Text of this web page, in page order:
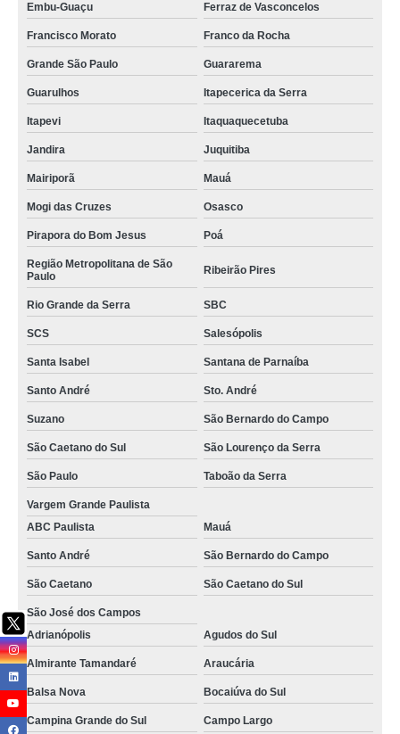
empresa de paisagismo terceirizado Cubatão
empresa jardinagem e paisagismo Contenda
empresa de paisagismo terceirizado Resende
empresa de paisagismo predial Aeroporto
contato de empresa de jardinagem e paisagismo Itaquera
empresa de paisagismo terceirizado contato cidade monções
empresa terceirizada de paisagismo contato ABCD
contato de empresa de paisagismo São Paulo
empresa de jardinagem e paisagismo Itupeva
telefone de empresa especializada em paisagismo Jabaquara
contato de empresa paisagismo e jardinagem Mauá
telefone de empresa paisagismo e jardinagem Jandira
empresa especializada em paisagismo contato São Bernardo do Campo
empresa de jardinagem e paisagismo contato Santo André
empresa de paisagismo e jardinagem predial contato Hortolândia
empresa jardinagem e paisagismo Barueri
contato de empresa especializada em paisagismo predial Santo André
telefone de empresa de paisagismo predial Maringá
telefone de empresa de paisagismo terceirizado Colombo
empresa terceirizada de paisagismo Itajubá
empresa paisagismo e jardinagem Americana
Embu-Guaçu Ferraz de Vasconcelos
Francisco Morato Franco da Rocha
Grande São Paulo Guararema
Guarulhos Itapecerica da Serra
Itapevi Itaquaquecetuba
Jandira Juquitiba
Mairiporã Mauá
Mogi das Cruzes Osasco
Pirapora do Bom Jesus Poá
Região Metropolitana de São
Paulo
Ribeirão Pires
Rio Grande da Serra SBC
SCS Salesópolis
Santa Isabel Santana de Parnaíba
Santo André Sto. André
Suzano São Bernardo do Campo
São Caetano do Sul São Lourenço da Serra
São Paulo Taboão da Serra
Vargem Grande Paulista
ABC Paulista
Mauá
Santo André São Bernardo do Campo
São Caetano São Caetano do Sul
São José dos Campos
Adrianópolis
Agudos do Sul
Almirante Tamandaré Araucária
Balsa Nova Bocaiúva do Sul
Campina Grande do Sul Campo Largo